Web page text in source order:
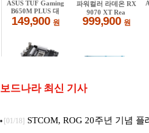
보드나라 최신 기사
[01/18] STCOM, ROG 20주년 기념